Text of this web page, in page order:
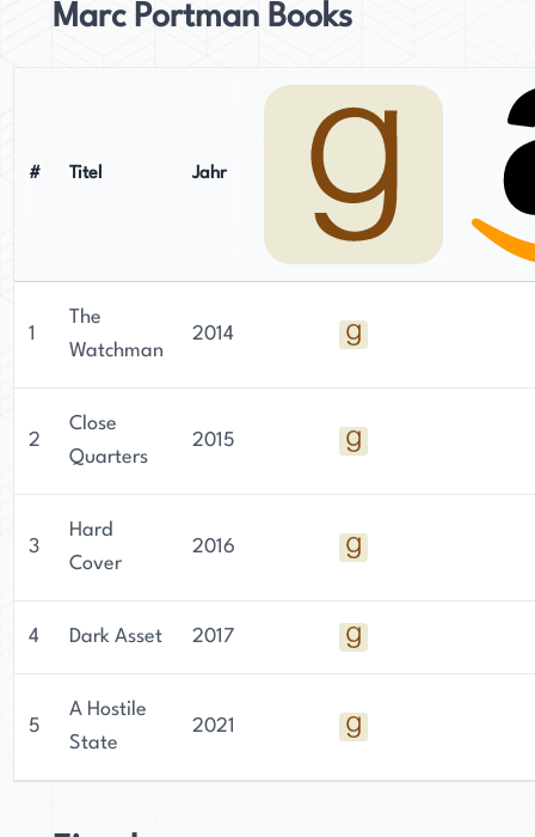
Marc Portman Books
# Titel Jahr
1
The
Watchman
2014
2
Close
Quarters
2015
3
Hard
Cover
2016
4 Dark Asset 2017
5
A Hostile
State
2021